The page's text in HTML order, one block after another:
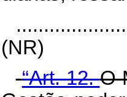
(NR)
“Art. 12.O